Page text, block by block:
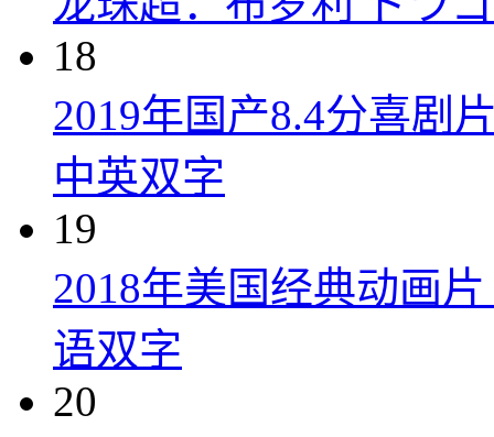
18
2019年国产8.4分喜剧
中英双字
19
2018年美国经典动画
语双字
20